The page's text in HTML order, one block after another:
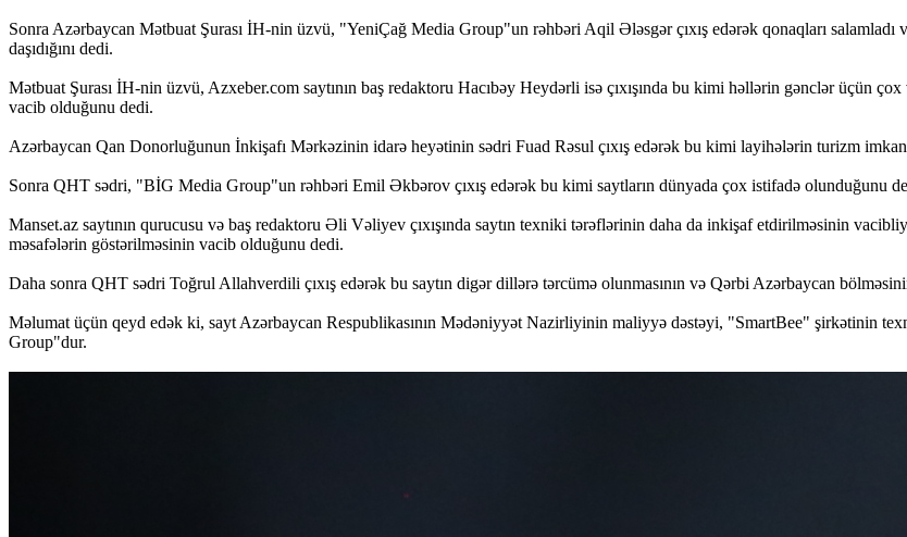
Sonra Azərbaycan Mətbuat Şurası İH-nin üzvü, "YeniÇağ Media Group"un rəhbəri Aqil Ələsgər çıxış edərək qonaqları
daşıdığını dedi.
Mətbuat Şurası İH-nin üzvü, Azxeber.com saytının baş redaktoru Hacıbəy Heydərli isə çıxışında bu kimi həllərin gənclər üçün
vacib olduğunu dedi.
Azərbaycan Qan Donorluğunun İnkişafı Mərkəzinin idarə heyətinin sədri Fuad Rəsul çıxış edərək bu kimi layihələrin turizm
Sonra QHT sədri, "BİG Media Group"un rəhbəri Emil Əkbərov çıxış edərək bu kimi saytların dünyada çox istifadə olunduğunu
Manset.az saytının qurucusu və baş redaktoru Əli Vəliyev çıxışında saytın texniki tərəflərinin daha da inkişaf etdirilməsinin
məsafələrin göstərilməsinin vacib olduğunu dedi.
Daha sonra QHT sədri Toğrul Allahverdili çıxış edərək bu saytın digər dillərə tərcümə olunmasının və Qərbi Azərbaycan
Məlumat üçün qeyd edək ki, sayt Azərbaycan Respublikasının Mədəniyyət Nazirliyinin maliyyə dəstəyi, "SmartBee" şirkətinin
Group"dur.